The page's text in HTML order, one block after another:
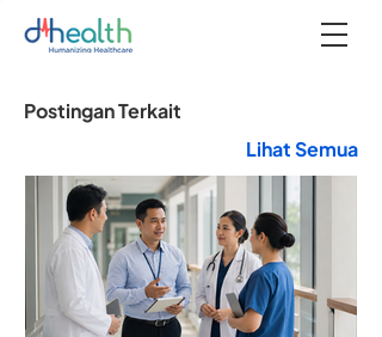
Postingan Terkait
Lihat Semua